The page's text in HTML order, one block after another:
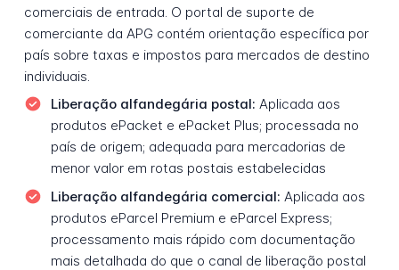
comerciais de entrada. O portal de suporte de
comerciante da APG contém orientação específica por
país sobre taxas e impostos para mercados de destino
individuais.
Liberação alfandegária postal: Aplicada aos
produtos ePacket e ePacket Plus; processada no
país de origem; adequada para mercadorias de
menor valor em rotas postais estabelecidas
Liberação alfandegária comercial: Aplicada aos
produtos eParcel Premium e eParcel Express;
processamento mais rápido com documentação
mais detalhada do que o canal de liberação postal